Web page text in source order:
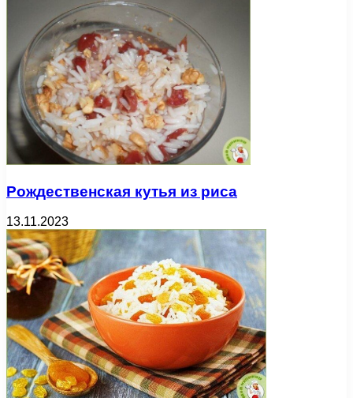
Рождественская кутья из риса
13.11.2023